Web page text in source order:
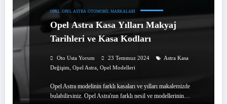
OPEL OPEL ASTRA OTOMOBIL MARKALARI
Opel Astra Kasa Yılları Makyaj
Tarihleri ve Kasa Kodları
Oto Usta Yorum 23 Temmuz 2024
Astra Kasa
Değişim, Opel Astra, Opel Modelleri
Opel Astra modelinin farklı kasaları ve yılları makalemizde
bulabilirsiniz. Opel Astra'nın farklı nesil ve modellerinin…